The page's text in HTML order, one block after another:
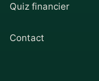
Quiz financier
Contact